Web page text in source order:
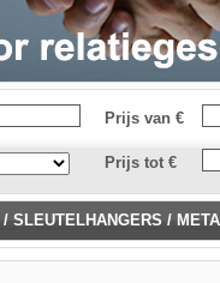
Prijs van €
Prijs tot €
/ SLEUTELHANGERS /